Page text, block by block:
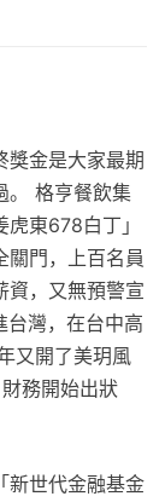
獎金是大家最期
。 格亨餐飲集
東678白丁」
關門，上百名員
資，又無預警宣
台灣，在台中高
又開了美玥風
務開始出狀
新世代金融基金